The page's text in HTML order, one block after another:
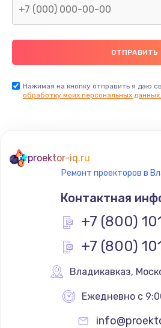
Ремонт
900 руб.
Заказать
1795 руб.
Заказать
Ремонт разъема
1120 руб.
Заказать
Замена
Нажимая на кнопку отправить я даю
обработку моих персональных данных.
proektor-iq.ru
Ремонт проекторов в
Контактная
+7 (800)
+7 (800)
Владикавказ,
Ежедневно с